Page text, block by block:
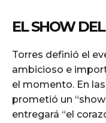
EL SHOW
Torres definió el
ambicioso e
el momento. En
prometió un
entregará “el